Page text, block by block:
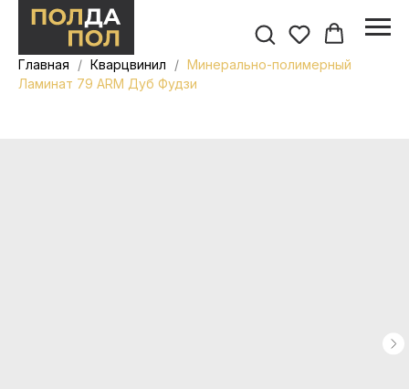
Главная Кварцвинил
Минерально-полимерный
Ламинат 79 ARM Дуб Фудзи